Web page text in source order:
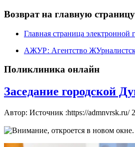
Возврат на главную
Главная страница
АЖУР: Агентство
Поликлиника онлайн
Заседание городской
Автор: Источник :https://admnvrsk.ru/